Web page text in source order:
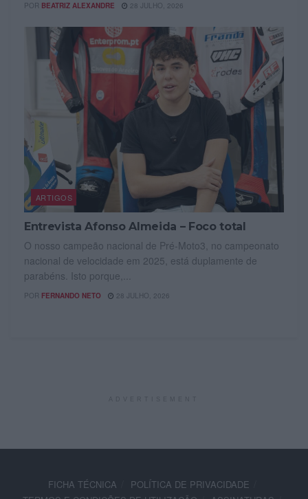
POR BEATRIZ ALEXANDRE 28 JULHO, 2026
ARTIGOS
Entrevista Afonso Almeida – Foco total
O nosso campeão nacional de Pré-Moto3, no campeonato
nacional de velocidade em 2025, está duplamente de
parabéns. Isto porque,...
POR FERNANDO NETO 28 JULHO, 2026
FICHA TÉCNICA
POLÍTICA DE PRIVACIDADE